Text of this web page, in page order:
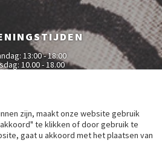
zijn, maakt onze website gebruik
akkoord" te klikken of door gebruik te
gaat u akkoord met het plaatsen van
13:00 - 18:00
10.00 - 18.00
10.00 - 18.00